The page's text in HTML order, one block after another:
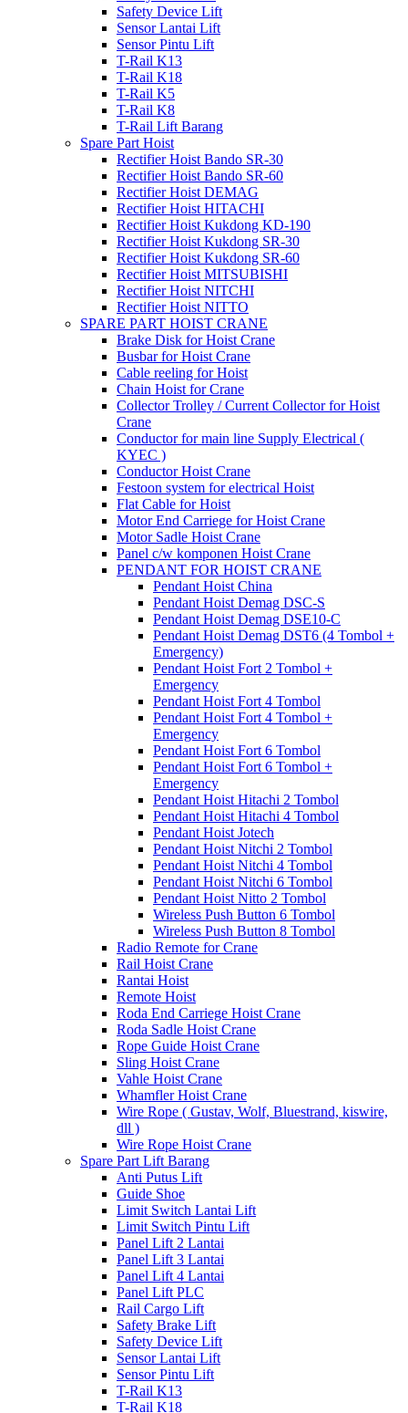
Safety Device Lift
Sensor Lantai Lift
Sensor Pintu Lift
T-Rail K13
T-Rail K18
T-Rail K5
T-Rail K8
T-Rail Lift Barang
Spare Part Hoist
Rectifier Hoist Bando SR-30
Rectifier Hoist Bando SR-60
Rectifier Hoist DEMAG
Rectifier Hoist HITACHI
Rectifier Hoist Kukdong KD-190
Rectifier Hoist Kukdong SR-30
Rectifier Hoist Kukdong SR-60
Rectifier Hoist MITSUBISHI
Rectifier Hoist NITCHI
Rectifier Hoist NITTO
SPARE PART HOIST CRANE
Brake Disk for Hoist Crane
Busbar for Hoist Crane
Cable reeling for Hoist
Chain Hoist for Crane
Collector Trolley / Current Collector for Hoist
Crane
Conductor for main line Supply Electrical (
KYEC )
Conductor Hoist Crane
Festoon system for electrical Hoist
Flat Cable for Hoist
Motor End Carriege for Hoist Crane
Motor Sadle Hoist Crane
Panel c/w komponen Hoist Crane
PENDANT FOR HOIST CRANE
Pendant Hoist China
Pendant Hoist Demag DSC-S
Pendant Hoist Demag DSE10-C
Pendant Hoist Demag DST6 (4 Tombol +
Emergency)
Pendant Hoist Fort 2 Tombol +
Emergency
Pendant Hoist Fort 4 Tombol
Pendant Hoist Fort 4 Tombol +
Emergency
Pendant Hoist Fort 6 Tombol
Pendant Hoist Fort 6 Tombol +
Emergency
Pendant Hoist Hitachi 2 Tombol
Pendant Hoist Hitachi 4 Tombol
Pendant Hoist Jotech
Pendant Hoist Nitchi 2 Tombol
Pendant Hoist Nitchi 4 Tombol
Pendant Hoist Nitchi 6 Tombol
Pendant Hoist Nitto 2 Tombol
Wireless Push Button 6 Tombol
Wireless Push Button 8 Tombol
Radio Remote for Crane
Rail Hoist Crane
Rantai Hoist
Remote Hoist
Roda End Carriege Hoist Crane
Roda Sadle Hoist Crane
Rope Guide Hoist Crane
Sling Hoist Crane
Vahle Hoist Crane
Whamfler Hoist Crane
Wire Rope ( Gustav, Wolf, Bluestrand, kiswire,
dll )
Wire Rope Hoist Crane
Spare Part Lift Barang
Anti Putus Lift
Guide Shoe
Limit Switch Lantai Lift
Limit Switch Pintu Lift
Panel Lift 2 Lantai
Panel Lift 3 Lantai
Panel Lift 4 Lantai
Panel Lift PLC
Rail Cargo Lift
Safety Brake Lift
Safety Device Lift
Sensor Lantai Lift
Sensor Pintu Lift
T-Rail K13
T-Rail K18